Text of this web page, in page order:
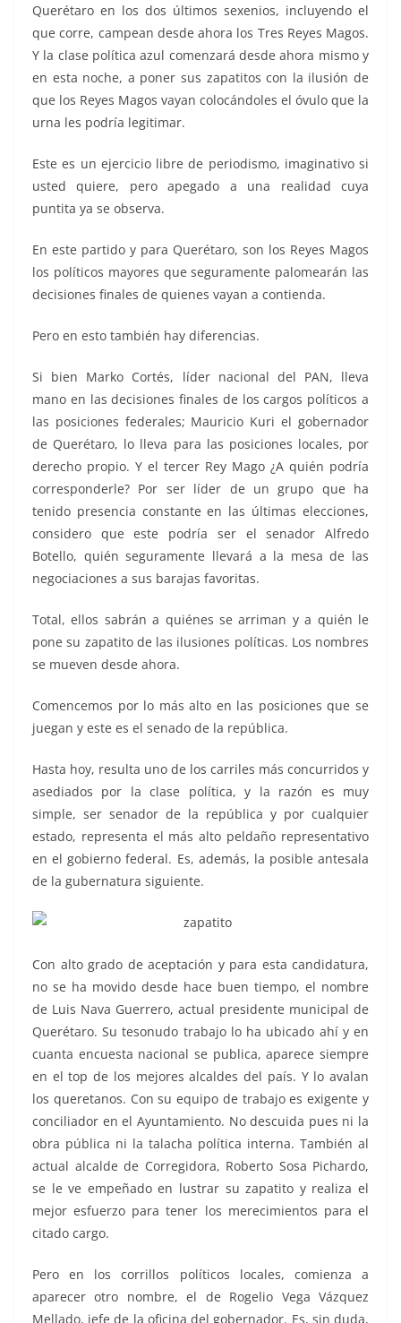
Querétaro en los dos últimos sexenios, incluyendo el
que corre, campean desde ahora los Tres Reyes Magos.
Y la clase política azul comenzará desde ahora mismo y
en esta noche, a poner sus zapatitos con la ilusión de
que los Reyes Magos vayan colocándoles el óvulo que la
urna les podría legitimar.
Este es un ejercicio libre de periodismo, imaginativo si
usted quiere, pero apegado a una realidad cuya
puntita ya se observa.
En este partido y para Querétaro, son los Reyes Magos
los políticos mayores que seguramente palomearán las
decisiones finales de quienes vayan a contienda.
Pero en esto también hay diferencias.
Si bien Marko Cortés, líder nacional del PAN, lleva
mano en las decisiones finales de los cargos políticos a
las posiciones federales; Mauricio Kuri el gobernador
de Querétaro, lo lleva para las posiciones locales, por
derecho propio. Y el tercer Rey Mago ¿A quién podría
corresponderle? Por ser líder de un grupo que ha
tenido presencia constante en las últimas elecciones,
considero que este podría ser el senador Alfredo
Botello, quién seguramente llevará a la mesa de las
negociaciones a sus barajas favoritas.
Total, ellos sabrán a quiénes se arriman y a quién le
pone su zapatito de las ilusiones políticas. Los nombres
se mueven desde ahora.
Comencemos por lo más alto en las posiciones que se
juegan y este es el senado de la república.
Hasta hoy, resulta uno de los carriles más concurridos y
asediados por la clase política, y la razón es muy
simple, ser senador de la república y por cualquier
estado, representa el más alto peldaño representativo
en el gobierno federal. Es, además, la posible antesala
de la gubernatura siguiente.
Con alto grado de aceptación y para esta candidatura,
no se ha movido desde hace buen tiempo, el nombre
de Luis Nava Guerrero, actual presidente municipal de
Querétaro. Su tesonudo trabajo lo ha ubicado ahí y en
cuanta encuesta nacional se publica, aparece siempre
en el top de los mejores alcaldes del país. Y lo avalan
los queretanos. Con su equipo de trabajo es exigente y
conciliador en el Ayuntamiento. No descuida pues ni la
obra pública ni la talacha política interna. También al
actual alcalde de Corregidora, Roberto Sosa Pichardo,
se le ve empeñado en lustrar su zapatito y realiza el
mejor esfuerzo para tener los merecimientos para el
citado cargo.
Pero en los corrillos políticos locales, comienza a
aparecer otro nombre, el de Rogelio Vega Vázquez
Mellado, jefe de la oficina del gobernador. Es, sin duda,